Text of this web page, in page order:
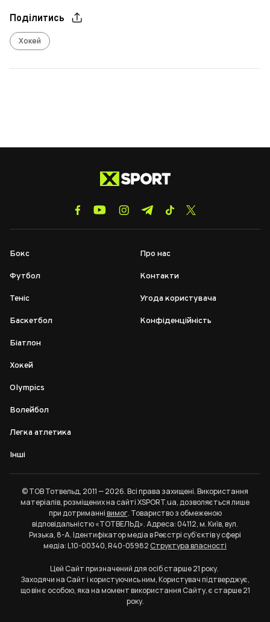
Поділитись
Хокей
Бокс
Футбол
Теніс
Баскетбол
Біатлон
Хокей
Olympics
Волейбол
Легка атлетика
Інші
Про нас
Контакти
Угода користувача
Конфіденційність
© ТОВ Тотвельд, 2011 — 2026. Всі права захищені. Використання
матеріалів, розміщених на сайті XSPORT.ua, дозволяється лише
при дотриманнівимог. Товариство з обмеженою
відповідальністю «ТОТВЕЛЬД». Адреса: 04112, м. Київ, вул.
Ризька, 8-А. Ідентифікатор медіа в Реєстрі суб’єктів у сфері
медіа: L10-00340, R40-05982Структура власності
Цей Сайт призначений для осіб старше 21 року.
Заходячи на Сайт і користуючись ним, Користувач підтверджує,
що він є особою, яка на момент використання Сайту, є старше 21
року.